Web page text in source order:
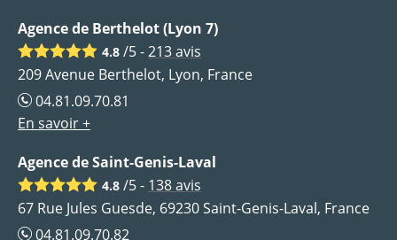
Agence de Berthelot (Lyon 7)
4.8 /5 -213avis
209 Avenue Berthelot, Lyon, France
04.81.09.70.81
En savoir +
Agence de Saint-Genis-Laval
4.8 /5 - 138avis
67 Rue Jules Guesde, 69230 Saint-Genis-Laval, France
04.81.09.70.82